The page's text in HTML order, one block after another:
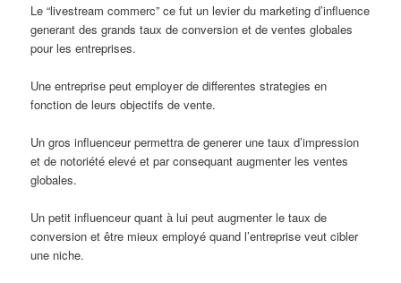
Le “livestream commerc” ce fut un levier du marketing d’influence
generant des grands taux de conversion et de ventes globales
pour les entreprises.
Une entreprise peut employer de differentes strategies en
fonction de leurs objectifs de vente.
Un gros influenceur permettra de generer une taux d’impression
et de notoriété elevé et par consequant augmenter les ventes
globales.
Un petit influenceur quant à lui peut augmenter le taux de
conversion et être mieux employé quand l’entreprise veut cibler
une niche.